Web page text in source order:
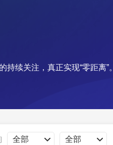
樂齡 閱讀 藝術 汽車
续关注，真正实现“零距离”。